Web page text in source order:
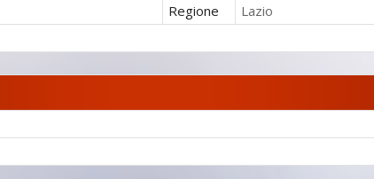
Regione
Lazio